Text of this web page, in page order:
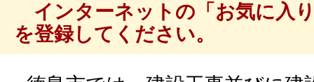
インターネットの「お気に入
を登録してください。